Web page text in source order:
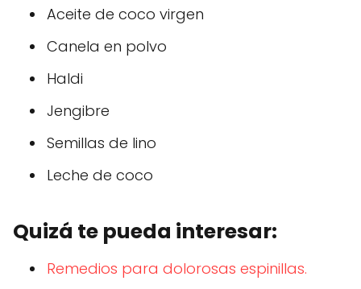
Aceite de coco virgen
Canela en polvo
Haldi
Jengibre
Semillas de lino
Leche de coco
Quizá te pueda interesar:
Remedios para dolorosas espinillas.